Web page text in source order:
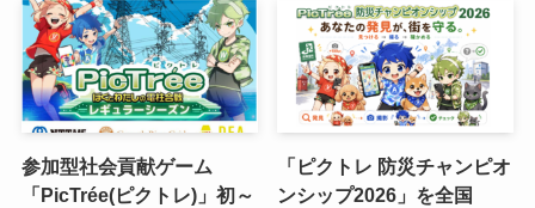
参加型社会貢献ゲーム
「PicTrée(ピクトレ)」初～
「ピクトレ 防災チャンピオ
ンシップ2026」を全国